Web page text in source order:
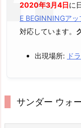
2020年3月4日に
E BEGINNINGアッ
対応しています。
出現場所: ド
サンダー ウォ